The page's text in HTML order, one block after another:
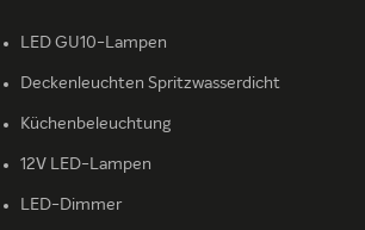
LED GU10-Lampen
Deckenleuchten Spritzwasserdicht
Küchenbeleuchtung
12V LED-Lampen
LED-Dimmer